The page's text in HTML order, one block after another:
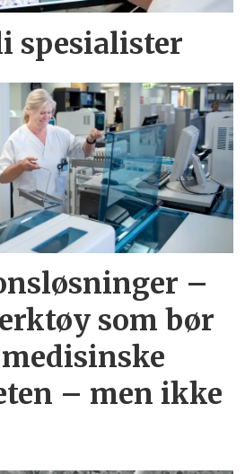
spesialister
–
som bør
– men ikke